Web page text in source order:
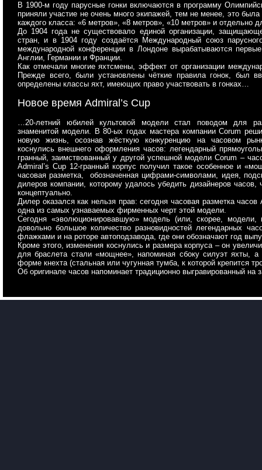
В 1900-м году парусные гонки включаются в программу
приняли участие не очень много экипажей, тем не менее, это
каждого класса: «6 метров», «8 метров», «10 метров» и отдельно
До 1904 года не существовало единой организации,
стран, и в 1904 году создаётся Международный союз
международной конференции в Лондоне вырабатываются
Англии, Германии и Франции.
Как отмечали многие яхтсмены, эффект от организации
Прежде всего, были установлены чёткие правила гонок, был
определены классы яхт, имеющих право участвовать в гонках…
Новое время Admiral’s Cup
…20-летний юбилей культовой модели стал поводом для
знаменитой модели. В 80-ых годах мастера компании Corum
новую жизнь, осознав жёсткую конкуренцию на часовом
коснулись внешнего оформления часов: легендарный
гранный, заимствованный у другой успешной модели Corum –
Admiral’s Cup 12-гранный корпус получил такое особенное и
часовая разметка, обозначенная цифрами-символами, идея,
дилеров компании, которому удалось убедить дизайнеров часов,
концептуально.
Дилер оказался как нельзя прав: сегодня часовая разметка
одна из самых узнаваемых фирменных черт этой модели.
Сегодня «эволюционировавшую» модель (или, скорее, модели,
довольно большое количество разновидностей легендарных
флажками и на роторе автоподзавода, где они обозначают год
Кроме этого, изменения коснулись и размера корпуса – он
для браслета стали «мощнее», напоминая сбоку силуэт яхты, а
форме кнехта (стальная или чугунная тумба, к которой крепится
Об оригинале часов напоминает традиционно выгравированный на